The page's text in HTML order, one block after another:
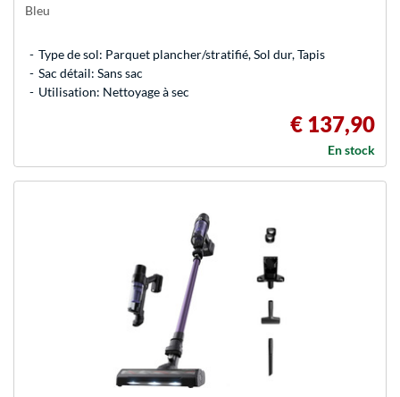
Bleu
Type de sol: Parquet plancher/stratifié, Sol dur, Tapis
Sac détail: Sans sac
Utilisation: Nettoyage à sec
€ 137,90
En stock